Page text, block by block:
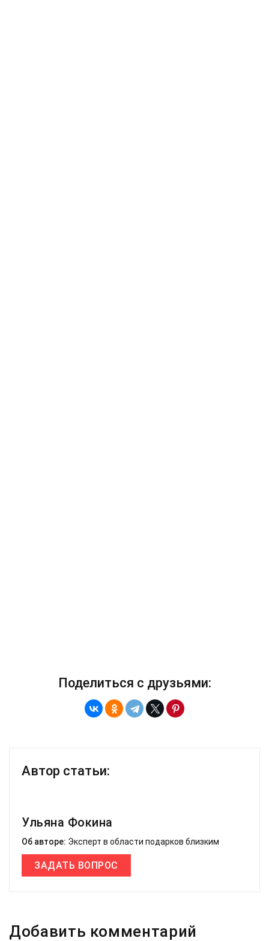
Поделиться с друзьями:
Автор статьи:
Ульяна Фокина
Об авторе: Эксперт в области подарков близким
ЗАДАТЬ ВОПРОС
Добавить комментарий